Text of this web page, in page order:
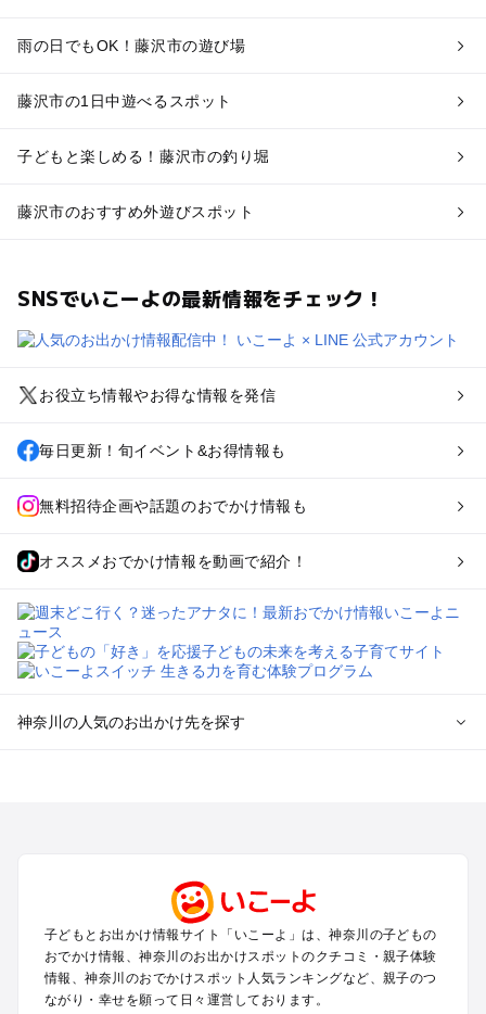
雨の日でもOK！藤沢市の遊び場
藤沢市の1日中遊べるスポット
子どもと楽しめる！藤沢市の釣り堀
藤沢市のおすすめ外遊びスポット
SNSでいこーよの最新情報をチェック！
お役立ち情報やお得な情報を発信
毎日更新！旬イベント&お得情報も
無料招待企画や話題のおでかけ情報も
オススメおでかけ情報を動画で紹介！
神奈川の人気のお出かけ先を探す
小田原・熱海・湯河原・真鶴のプールお出かけ
町田・相模原・愛川・上野原のプールお出かけ
新横浜・港北エリア・日吉・青葉台・鶴見のプールお出かけ
川崎のプールお出かけ
海老名・厚木のプールお出かけ
子どもとお出かけ情報サイト「いこーよ」は、神奈川の子どもの
おでかけ情報、神奈川のお出かけスポットのクチコミ・親子体験
情報、神奈川のおでかけスポット人気ランキングなど、親子のつ
ながり・幸せを願って日々運営しております。